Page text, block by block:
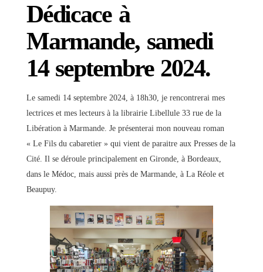
Dédicace à
Marmande, samedi
14 septembre 2024.
Le samedi 14 septembre 2024, à 18h30, je rencontrerai mes
lectrices et mes lecteurs à la librairie Libellule 33 rue de la
Libération à Marmande. Je présenterai mon nouveau roman
« Le Fils du cabaretier » qui vient de paraitre aux Presses de la
Cité. Il se déroule principalement en Gironde, à Bordeaux,
dans le Médoc, mais aussi près de Marmande, à La Réole et
Beaupuy.